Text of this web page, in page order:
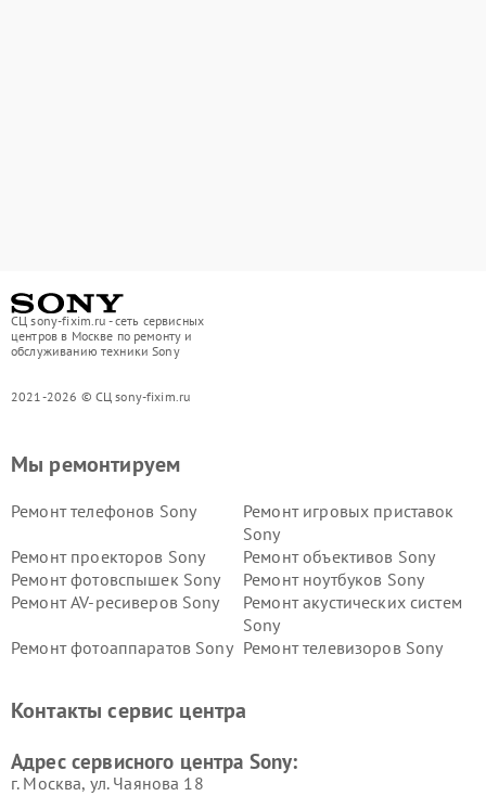
СЦ sony-fixim.ru - сеть сервисных
центров в Москве по ремонту и
обслуживанию техники Sony
2021-2026 © СЦ sony-fixim.ru
Мы ремонтируем
Ремонт телефонов Sony
Ремонт игровых приставок
Sony
Ремонт проекторов Sony
Ремонт объективов Sony
Ремонт фотовспышек Sony
Ремонт ноутбуков Sony
Ремонт AV-ресиверов Sony
Ремонт акустических систем
Sony
Ремонт фотоаппаратов Sony Ремонт телевизоров Sony
Контакты сервис центра
Адрес сервисного центра Sony:
г. Москва, ул. Чаянова 18